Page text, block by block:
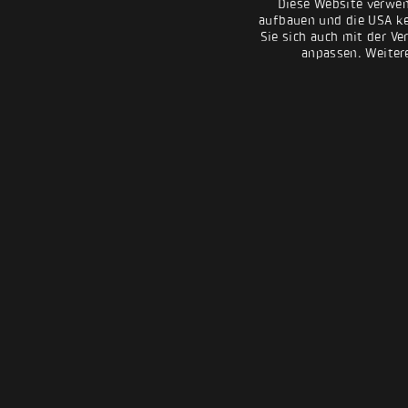
Diese Website
aufbauen und die USA
Sie sich auch mit der
anpassen.